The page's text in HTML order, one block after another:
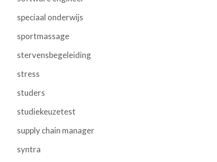
speciaal onderwijs
sportmassage
stervensbegeleiding
stress
studers
studiekeuzetest
supply chain manager
syntra